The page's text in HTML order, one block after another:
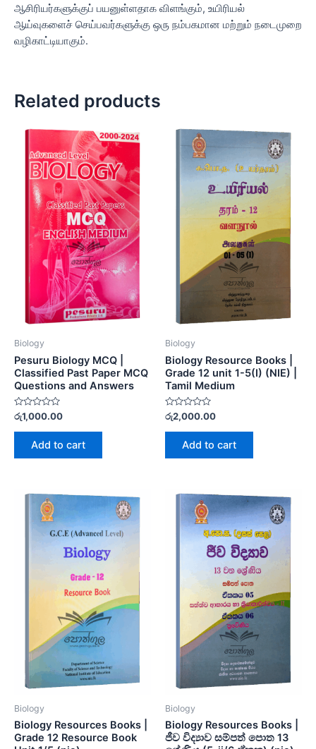
ஆசிரியர்களுக்குப் பயனுள்ளதாக விளங்கும், உயிரியல்
ஆய்வுகளைச் செய்பவர்களுக்கு ஒரு நம்பகமான மற்றும் நடைமுறை
வழிகாட்டியாகும்.
Related products
Biology
Pesuru Biology MCQ |
Classified Past Paper MCQ
Questions and Answers
Rated
0
out
රු1,000.00
Add to cart
Biology
Biology Resource Books |
Grade 12 unit 1-5(I) (NIE) |
Tamil Medium
Rated
0
out
රු2,000.00
Add to cart
Biology
Biology Resources Books |
Grade 12 Resource Book
Biology
Biology Resources Books |
ජීව විද්‍යාව සම්පත් පොත 13